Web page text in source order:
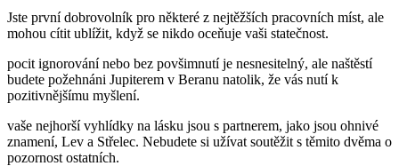
Jste první dobrovolník pro některé z nejtěžších pracovních míst, ale
mohou cítit ublížit, když se nikdo oceňuje vaši statečnost.
pocit ignorování nebo bez povšimnutí je nesnesitelný, ale naštěstí
budete požehnáni Jupiterem v Beranu natolik, že vás nutí k
pozitivnějšímu myšlení.
vaše nejhorší vyhlídky na lásku jsou s partnerem, jako jsou ohnivé
znamení, Lev a Střelec. Nebudete si užívat soutěžit s těmito dvěma o
pozornost ostatních.